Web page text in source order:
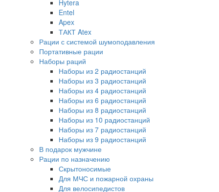
Hytera
Entel
Apex
ТАКТ Atex
Рации с системой шумоподавления
Портативные рации
Наборы раций
Наборы из 2 радиостанций
Наборы из 3 радиостанций
Наборы из 4 радиостанций
Наборы из 6 радиостанций
Наборы из 8 радиостанций
Наборы из 10 радиостанций
Наборы из 7 радиостанций
Наборы из 9 радиостанций
В подарок мужчине
Рации по назначению
Скрытоносимые
Для МЧС и пожарной охраны
Для велосипедистов